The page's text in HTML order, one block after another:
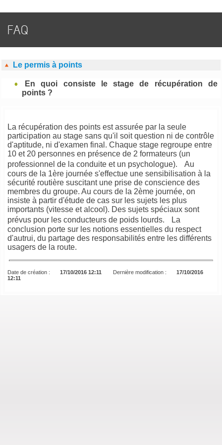
FAQ
Le permis à points
En quoi consiste le stage de récupération de
points ?
La récupération des points est assurée par la seule
participation au stage sans qu'il soit question ni de contrôle
d'aptitude, ni d'examen final. Chaque stage regroupe entre
10 et 20 personnes en présence de 2 formateurs (un
professionnel de la conduite et un psychologue). Au
cours de la 1ère journée s'effectue une sensibilisation à la
sécurité routière suscitant une prise de conscience des
membres du groupe. Au cours de la 2ème journée, on
insiste à partir d'étude de cas sur les sujets les plus
importants (vitesse et alcool). Des sujets spéciaux sont
prévus pour les conducteurs de poids lourds. La
conclusion porte sur les notions essentielles du respect
d'autrui, du partage des responsabilités entre les différents
usagers de la route.
Date de création : 17/10/2016 12:11 Dernière modification :
17/10/2016
12:11